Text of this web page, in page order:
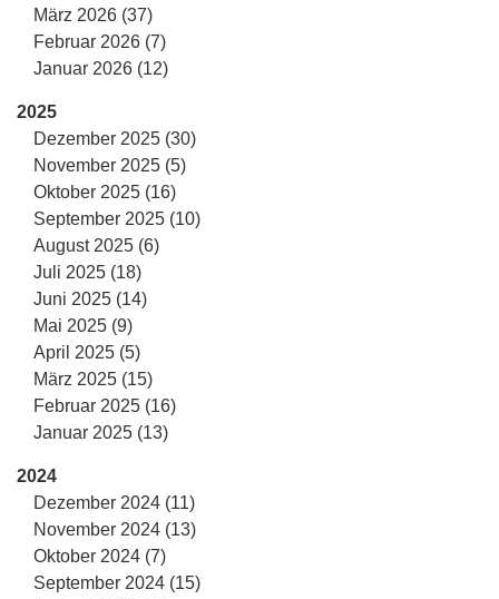
März 2026 (37)
Februar 2026 (7)
Januar 2026 (12)
2025
Dezember 2025 (30)
November 2025 (5)
Oktober 2025 (16)
September 2025 (10)
August 2025 (6)
Juli 2025 (18)
Juni 2025 (14)
Mai 2025 (9)
April 2025 (5)
März 2025 (15)
Februar 2025 (16)
Januar 2025 (13)
2024
Dezember 2024 (11)
November 2024 (13)
Oktober 2024 (7)
September 2024 (15)